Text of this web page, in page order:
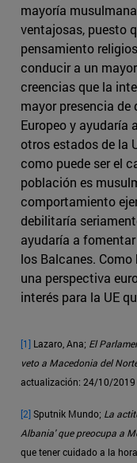
mayoría
ventajosas, puesto
pensamiento
conducir a un
creencias que la
mayor presencia
Europeo y ayudaría
otros estados de la
como puede ser el
población es
comportamiento
debilitaría
ayudaría a
los Balcanes.
una perspectiva
interés para la UE
[1] Lazaro, Ana; El
veto a Macedonia del
actualización: 24/10/2019
[2]Sputnik Mundo; La
Albania' que preocupa a
que tener cuidado a la